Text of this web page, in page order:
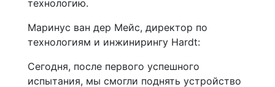
технологию.
Маринус ван дер Мейс, директор по
технологиям и инжинирингу Hardt:
Сегодня, после первого успешного
испытания, мы смогли поднять устройство